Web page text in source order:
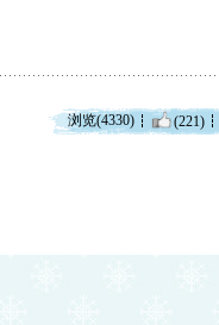
浏览(4330) (221)